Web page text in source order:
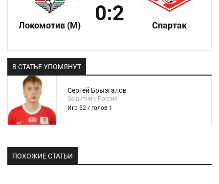
Локомотив (М)
0:2
Спартак
В СТАТЬЕ УПОМЯНУТ
Сергей Брызгалов
Защитник, Россия
Игр 52 / голов 1
ПОХОЖИЕ СТАТЬИ